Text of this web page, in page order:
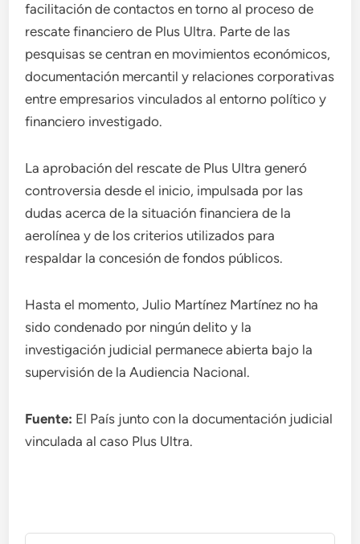
facilitación de contactos en torno al proceso de
rescate financiero de Plus Ultra. Parte de las
pesquisas se centran en movimientos económicos,
documentación mercantil y relaciones corporativas
entre empresarios vinculados al entorno político y
financiero investigado.
La aprobación del rescate de Plus Ultra generó
controversia desde el inicio, impulsada por las
dudas acerca de la situación financiera de la
aerolínea y de los criterios utilizados para
respaldar la concesión de fondos públicos.
Hasta el momento, Julio Martínez Martínez no ha
sido condenado por ningún delito y la
investigación judicial permanece abierta bajo la
supervisión de la Audiencia Nacional.
Fuente: El País junto con la documentación judicial
vinculada al caso Plus Ultra.